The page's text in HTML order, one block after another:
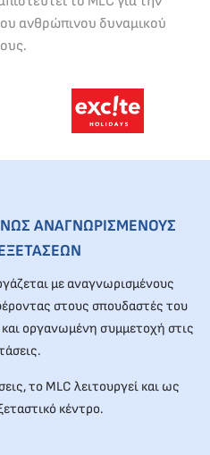
ανθρώπινου δυναμικού
ΑΝΑΓΝΩΡΙΣΜΕΝΟΥΣ
με αναγνωρισμένους
στους σπουδαστές του
οργανωμένη συμμετοχή στις
το MLC λειτουργεί και ως
κέντρο.